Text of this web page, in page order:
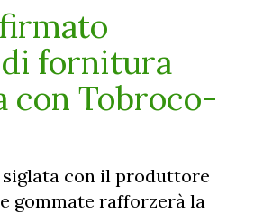
fornitura
con Tobroco-
con il produttore
gommate rafforzerà la